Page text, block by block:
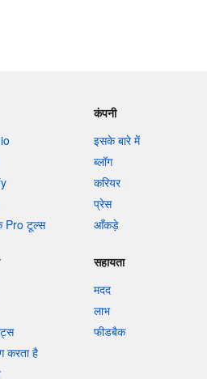
Pro टूल्स
कंपनी
इसके बारे में
ब्लॉग
करियर
प्रेस
आँकड़े
करता है
सहायता
मदद
लाभ
फीडबैक